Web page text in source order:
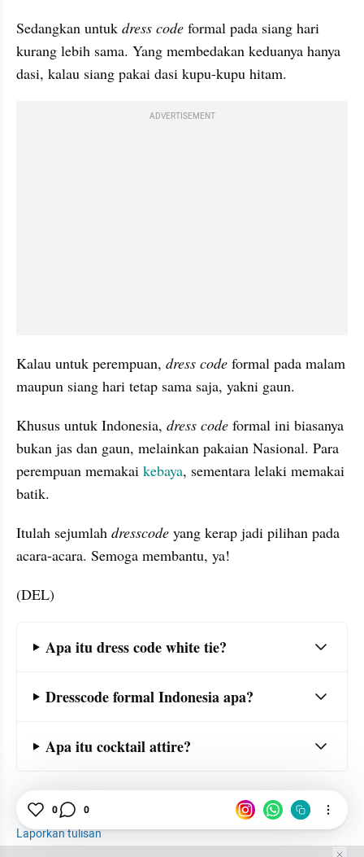
Sedangkan untuk dress code formal pada siang hari
kurang lebih sama. Yang membedakan keduanya hanya
dasi, kalau siang pakai dasi kupu-kupu hitam.
ADVERTISEMENT
Kalau untuk perempuan, dress code formal pada malam
maupun siang hari tetap sama saja, yakni gaun.
Khusus untuk Indonesia, dress code formal ini biasanya
bukan jas dan gaun, melainkan pakaian Nasional. Para
perempuan memakai kebaya, sementara lelaki memakai
batik.
Itulah sejumlah dresscode yang kerap jadi pilihan pada
acara-acara. Semoga membantu, ya!
(DEL)
Apa itu dress code white tie?
Dresscode formal Indonesia apa?
Apa itu cocktail attire?
Gaun Pesta
Branding
Laporkan tulisan
0 0